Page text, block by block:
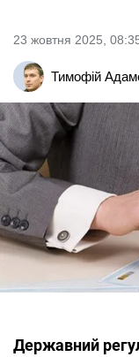
23 жовтня 2025,
Тимофій
Державний